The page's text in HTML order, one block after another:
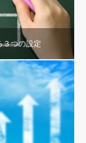
３つの設定